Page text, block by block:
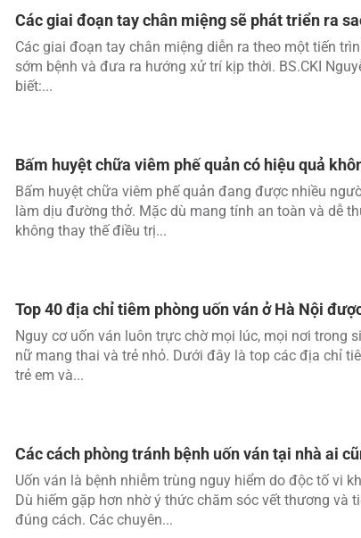
Các giai đoạn tay chân miệng sẽ phát triển ra
Các giai đoạn tay chân miệng diễn ra theo một tiến
sớm bệnh và đưa ra hướng xử trí kịp thời. BS.CKI
biết:...
Bấm huyệt chữa viêm phế quản có hiệu quả
Bấm huyệt chữa viêm phế quản đang được nhiều
làm dịu đường thở. Mặc dù mang tính an toàn và dễ
không thay thế điều trị...
Top 40 địa chỉ tiêm phòng uốn ván ở Hà Nội
Nguy cơ uốn ván luôn trực chờ mọi lúc, mọi nơi trong
nữ mang thai và trẻ nhỏ. Dưới đây là top các địa chỉ
trẻ em và...
Các cách phòng tránh bệnh uốn ván tại nhà ai
Uốn ván là bệnh nhiễm trùng nguy hiểm do độc tố vi
Dù hiếm gặp hơn nhờ ý thức chăm sóc vết thương và
đúng cách. Các chuyên...